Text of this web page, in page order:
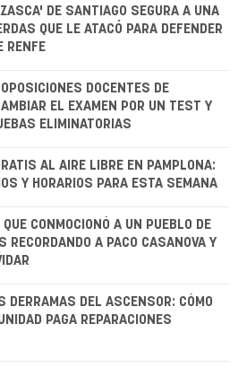
DE SANTIAGO SEGURA A UNA
QUE LE ATACÓ PARA DEFENDER
RENFE
DOCENTES DE
EL EXAMEN POR UN TEST Y
ELIMINATORIAS
AL AIRE LIBRE EN PAMPLONA:
Y HORARIOS PARA ESTA SEMANA
CONMOCIONÓ A UN PUEBLO DE
RECORDANDO A PACO CASANOVA Y
DERRAMAS DEL ASCENSOR: CÓMO
PAGA REPARACIONES